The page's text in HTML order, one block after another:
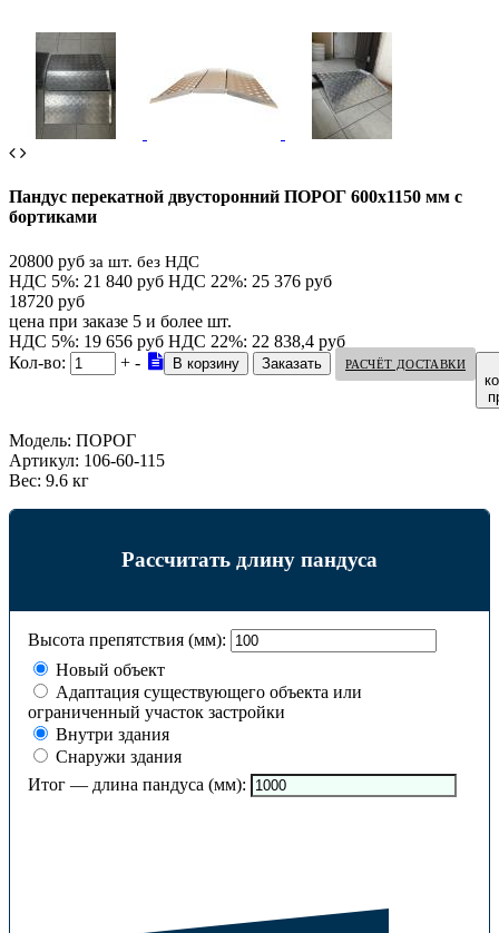
Пандус перекатной двусторонний ПОРОГ 600х1150 мм с
бортиками
20800 руб за шт. без НДС
НДС 5%: 21 840 руб НДС 22%: 25 376 руб
18720 руб
цена при заказе 5 и более шт.
НДС 5%: 19 656 руб НДС 22%: 22 838,4 руб
Кол-во:
+ - РАСЧЁТ ДОСТАВКИ
Модель: ПОРОГ
Артикул: 106-60-115
Вес: 9.6 кг
Рассчитать длину пандуса
Высота препятствия (мм):
Новый объект
Адаптация существующего объекта или
ограниченный участок застройки
Внутри здания
Снаружи здания
Итог — длина пандуса (мм):